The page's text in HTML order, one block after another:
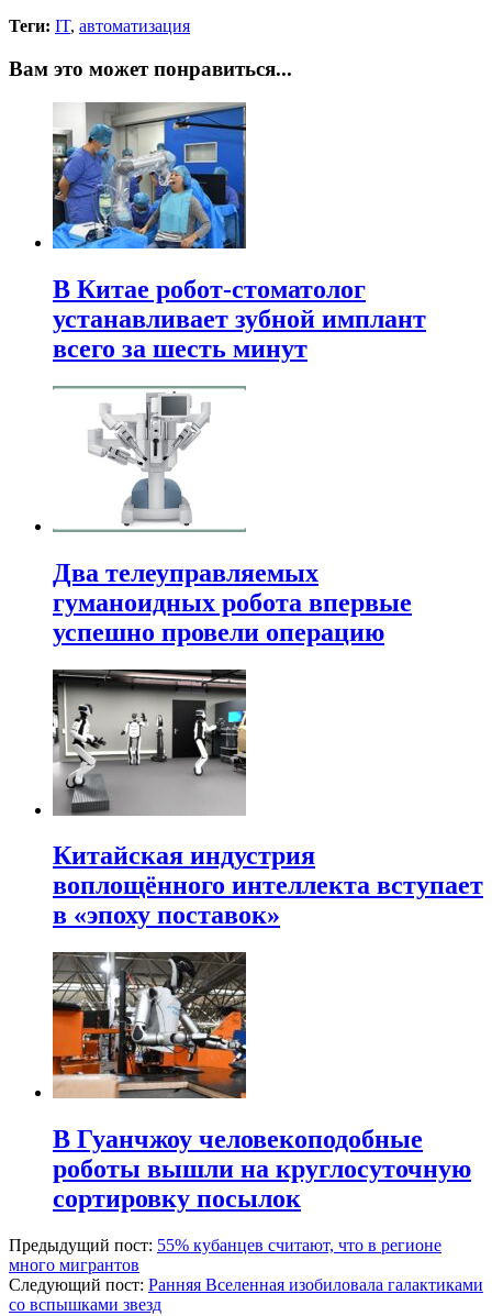
Теги: IT, автоматизация
Вам это может понравиться...
В Китае робот-стоматолог
устанавливает зубной имплант
всего за шесть минут
Два телеуправляемых
гуманоидных робота впервые
успешно провели операцию
Китайская индустрия
воплощённого интеллекта вступает
в «эпоху поставок»
В Гуанчжоу человекоподобные
роботы вышли на круглосуточную
сортировку посылок
Предыдущий пост: 55% кубанцев считают, что в регионе
много мигрантов
Следующий пост: Ранняя Вселенная изобиловала галактиками
со вспышками звезд